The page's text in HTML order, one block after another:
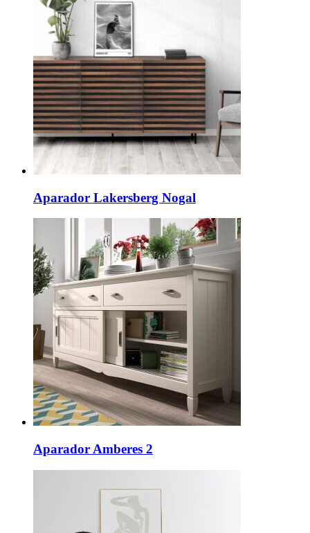
Aparador Lakersberg Nogal
Aparador Amberes 2